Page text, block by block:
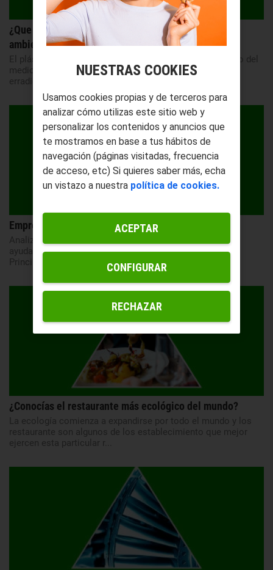
¿Que problema genera el plástico con el medio
ambiente?
El plástico no solo se ha convertido en el mayor enemigo del
medio ambiente, sino en el más importante elemento a
erradicar en una sociedad ...
Empresas líderes en el sector eólico
Analizamos algunas de las empresas eólicas que han
ayudado, en gran parte, a la transición sostenible actual.
Principales fabricantes de...
¿Conocías el restaurante más ecológico del mundo?
La ecología comienza a expandirse por todo el mundo y los
restaurante son algunos de los establecimiento que mejor
ejercen esta particular r...
NUESTRAS COOKIES
Usamos cookies propias y de terceros para
analizar cómo utilizas este sitio web y
personalizar los contenidos y anuncios que
te mostramos en base a tus hábitos de
navegación (páginas visitadas, frecuencia
de acceso, etc) Si quieres saber más, echa
un vistazo a nuestra política de cookies.
CONFIGURAR
RECHAZAR
ACEPTAR